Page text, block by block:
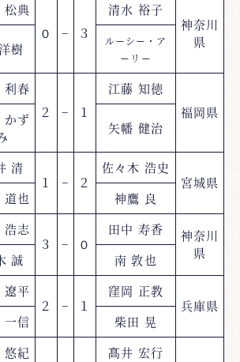
松典
０
− ３
清水 裕子
神奈川
県
樹
ルーシー・ア
ーリー
利春
２
− １
江藤 知徳
福岡県
かず
矢幡 健治
清
１
− ２
佐々木 浩史
宮城県
道也
神鷹 良
浩志
３
− ０
田中 寿香
神奈川
県
誠 南 敦也
遼平
２
− １
窪岡 正教
兵庫県
一信
柴田 晃
悠紀
髙井 宏行